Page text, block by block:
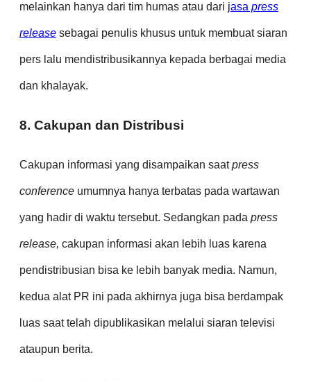
melainkan hanya dari tim humas atau dari jasa press
release sebagai penulis khusus untuk membuat siaran
pers lalu mendistribusikannya kepada berbagai media
dan khalayak.
8. Cakupan dan Distribusi
Cakupan informasi yang disampaikan saatpress
conference umumnya hanya terbatas pada wartawan
yang hadir di waktu tersebut. Sedangkan pada press
release, cakupan informasi akan lebih luas karena
pendistribusian bisa ke lebih banyak media. Namun,
kedua alat PR ini pada akhirnya juga bisa berdampak
luas saat telah dipublikasikan melalui siaran televisi
ataupun berita.